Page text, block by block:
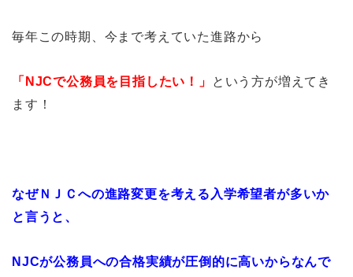
毎年この時期、今まで考えていた進路から
「NJCで公務員を目指したい！」
という方が増えてき
ます！
なぜＮＪＣへの進路変更を考える入学希望者が多いか
と言うと、
NJCが公務員への合格実績が圧倒的に高いからなんで